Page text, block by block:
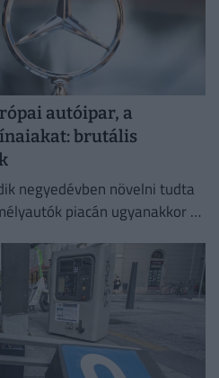
autóipar, a
brutális
negyedévben növelni tudta
piacán ugyanakkor –